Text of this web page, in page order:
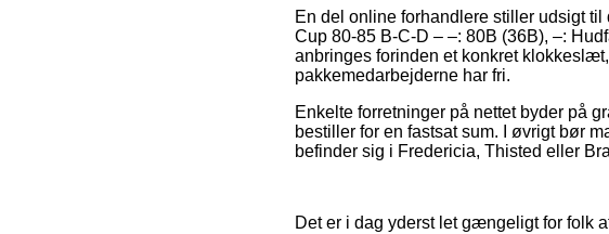
En del online forhandlere stiller udsigt
Cup 80-85 B-C-D – –: 80B (36B), –:
anbringes forinden et konkret
pakkemedarbejderne har fri.
Enkelte forretninger på nettet byder på
bestiller for en fastsat sum. I øvrigt bør
befinder sig i Fredericia, Thisted eller
Det er i dag yderst let gængeligt for folk